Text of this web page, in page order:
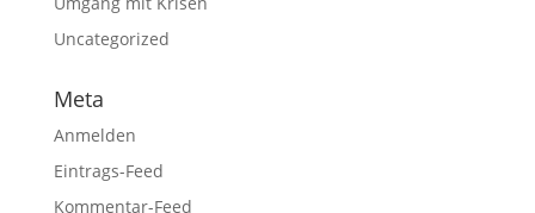
Uncategorized
Meta
Anmelden
Eintrags-Feed
Kommentar-Feed